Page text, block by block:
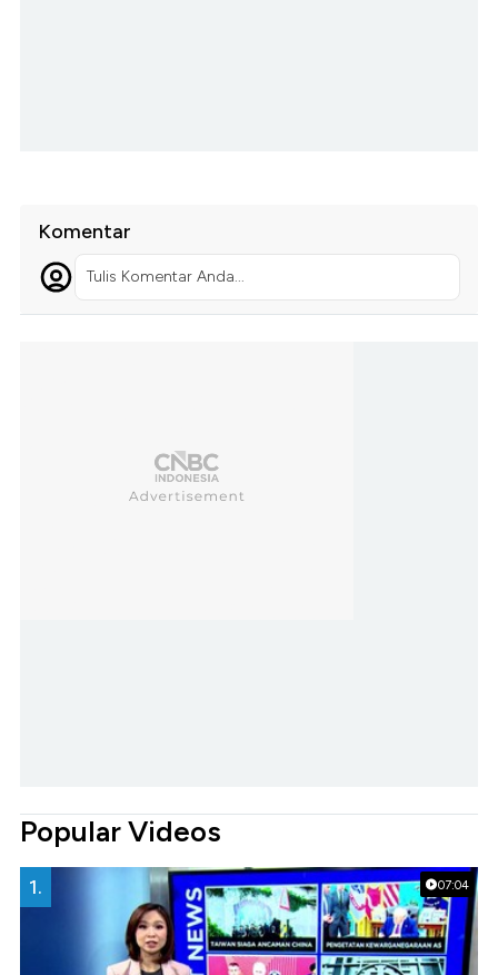
Komentar
Tulis Komentar Anda...
Popular Videos
07:04
1.